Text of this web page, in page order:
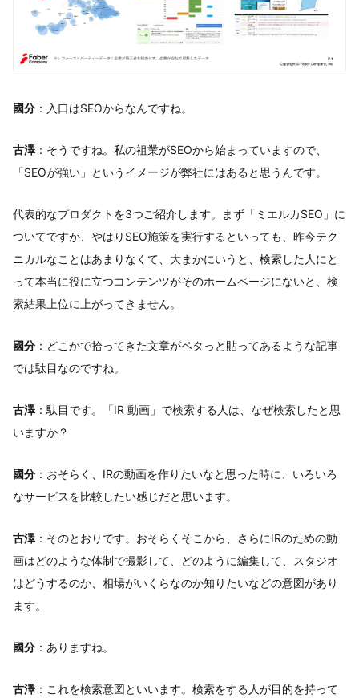
國分 ：入口はSEOからなんですね。
古澤：そうですね。私の祖業がSEOから始まっていますので、
「SEOが強い」というイメージが弊社にはあると思うんです。
代表的なプロダクトを3つご紹介します。まず「ミエルカSEO」に
ついてですが、やはりSEO施策を実行するといっても、昨今テク
ニカルなことはあまりなくて、大まかにいうと、検索した人にと
って本当に役に立つコンテンツがそのホームページにないと、検
索結果上位に上がってきません。
國分 ：どこかで拾ってきた文章がペタっと貼ってあるような記事
では駄目なのですね。
古澤：駄目です。「IR 動画」で検索する人は、なぜ検索したと思
いますか？
國分 ：おそらく、IRの動画を作りたいなと思った時に、いろいろ
なサービスを比較したい感じだと思います。
古澤：そのとおりです。おそらくそこから、さらにIRのための動
画はどのような体制で撮影して、どのように編集して、スタジオ
はどうするのか、相場がいくらなのか知りたいなどの意図があり
ます。
國分 ：ありますね。
古澤：これを検索意図といいます。検索をする人が目的を持って